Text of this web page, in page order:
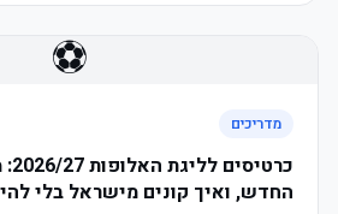
⚽
מדריכים
החדש, ואיך קונים מישראל בלי